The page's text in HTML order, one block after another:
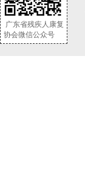
广东省残疾人康复
协会微信公众号